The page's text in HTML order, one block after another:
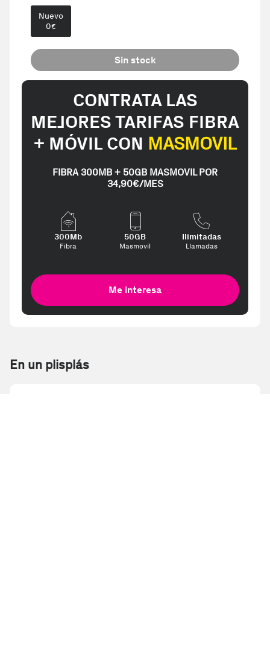
Nuevo
0€
Sin stock
CONTRATA LAS
MEJORES TARIFAS FIBRA
+ MÓVIL CON MASMOVIL
FIBRA 300MB + 50GB MASMOVIL POR
34,90€/MES
300Mb
Fibra
50GB
Masmovil
Ilimitadas
Llamadas
Me interesa
En un plisplás